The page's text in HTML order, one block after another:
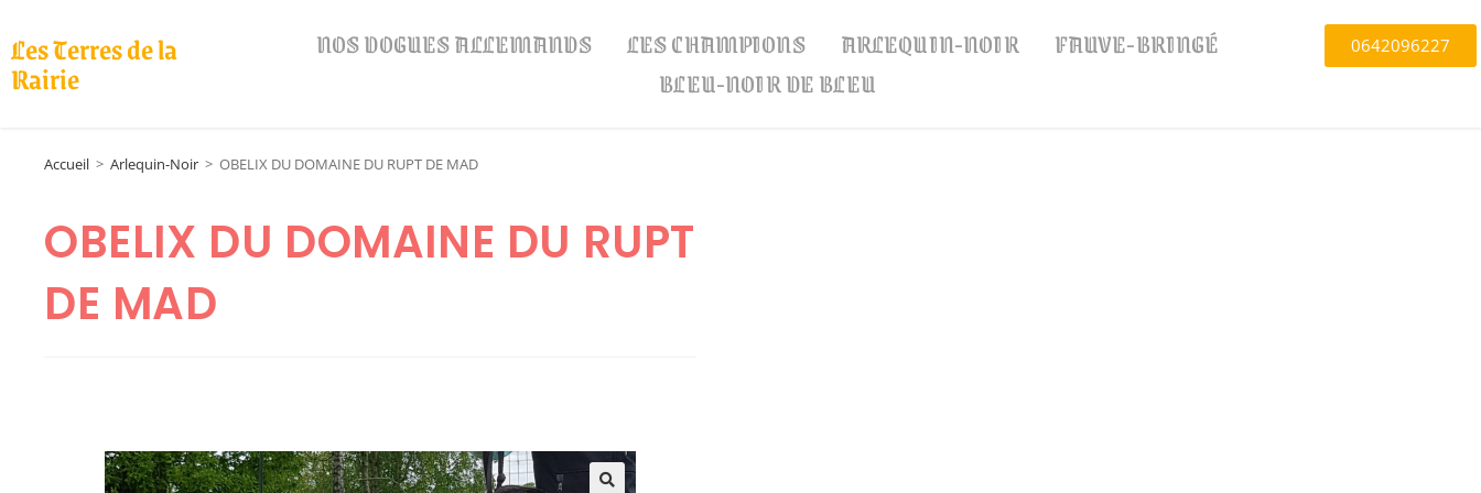
Les Terres de la
Rairie
NOS DOGUES ALLEMANDS LES CHAMPIONS ARLEQUIN-NOIR
FAUVE-BRINGÉ
BLEU-NOIR DE BLEU
0642096227
Accueil > Arlequin-Noir > OBELIX DU DOMAINE DU RUPT DE MAD
OBELIX DU DOMAINE DU RUPT
DE MAD